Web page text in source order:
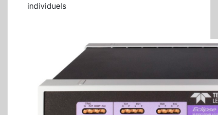
individuels